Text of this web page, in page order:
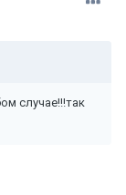
случае!!!так